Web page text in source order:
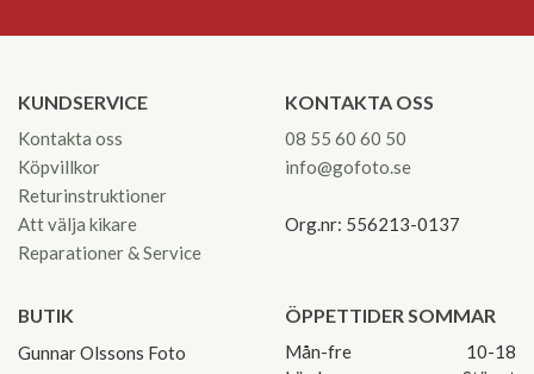
KUNDSERVICE
Kontakta oss
Köpvillkor
Returinstruktioner
Att välja kikare
Reparationer & Service
KONTAKTA OSS
08 55 60 60 50
info@gofoto.se
Org.nr: 556213-0137
BUTIK
Gunnar Olssons Foto
ÖPPETTIDER SOMMAR
Mån-fre
10-18